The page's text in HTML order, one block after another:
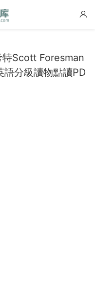
Scott Foresman
分級讀物點讀PD